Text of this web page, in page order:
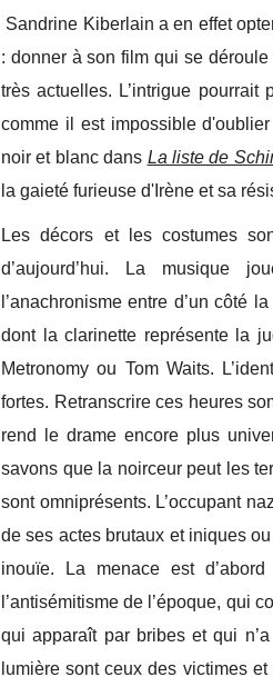
Sandrine Kiberlain a en effet
: donner à son film qui se
très actuelles. L’intrigue
comme il est impossible
noir et blanc dans La liste de
la gaieté furieuse d'Irène et sa
Les décors et les costumes
d’aujourd’hui. La musique
l’anachronisme entre d’un côté
dont la clarinette représente la
Metronomy ou Tom Waits.
fortes. Retranscrire ces heures
rend le drame encore plus
savons que la noirceur peut les
sont omniprésents. L’occupant
de ses actes brutaux et iniques
inouïe. La menace est
l’antisémitisme de l’époque, qui
qui apparaît par bribes et qui
lumière sont ceux des victimes